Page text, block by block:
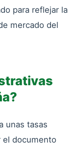
para reflejar la
mercado del
unas tasas
el documento